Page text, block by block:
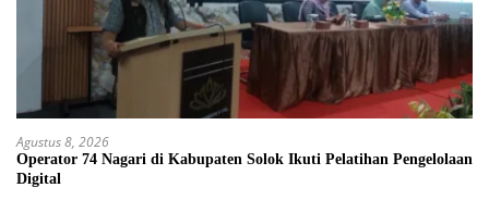
Agustus 8, 2026
Operator 74 Nagari di Kabupaten Solok Ikuti Pelatihan Pengelolaan
Digital